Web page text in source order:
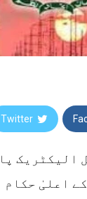
Twitter
الیکٹریک
اعلیٰ حکام